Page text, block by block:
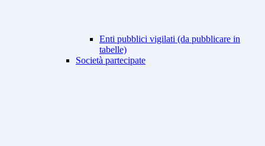
Enti pubblici vigilati (da pubblicare in
tabelle)
Società partecipate